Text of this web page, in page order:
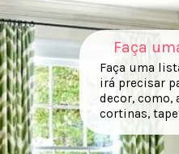
Faça uma
irá precisar
decor, como,
cortinas,
Faça